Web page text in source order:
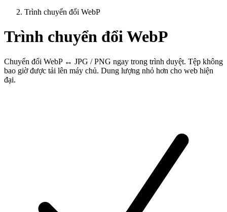
Trình chuyển đổi WebP
Trình chuyển đổi WebP
Chuyển đổi WebP ↔ JPG / PNG ngay trong trình duyệt. Tệp không
bao giờ được tải lên máy chủ. Dung lượng nhỏ hơn cho web hiện
đại.